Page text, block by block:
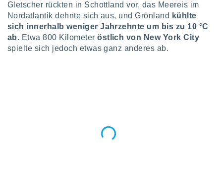
oder
Partner
es uns
das
der
verfolgen
Gletscher rückten in Schottland vor, das Meereis im
Nordatlantik dehnte sich aus, und Grönland kühlte
sich innerhalb weniger Jahrzehnte um bis zu 10 °C
ab. Etwa 800 Kilometeröstlich von New York City
spielte sich jedoch etwas ganz anderes ab.